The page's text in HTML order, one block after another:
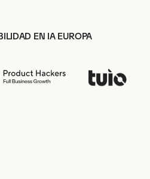
EN IA EUROPA